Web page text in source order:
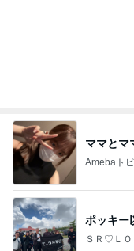
ママとマ
Amebaト
ポッキー
ＳＲ♡ＬＯ